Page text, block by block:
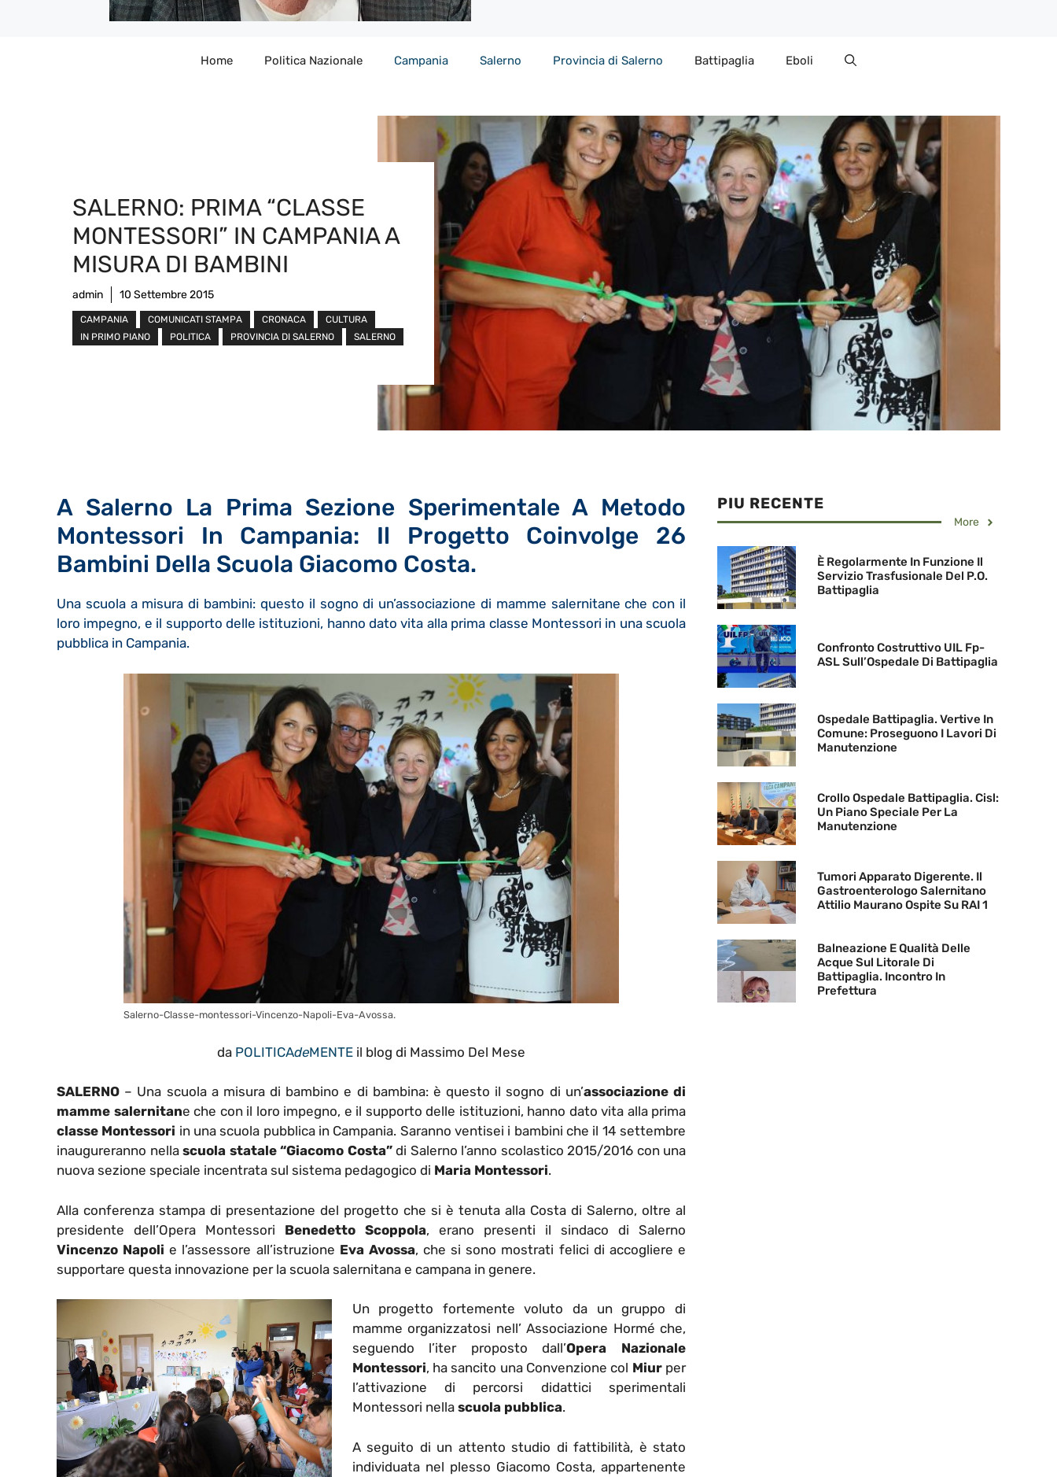
Home Politica Nazionale Campania Salerno Provincia di Salerno Battipaglia Eboli
SALERNO: PRIMA “CLASSE
MONTESSORI” IN CAMPANIA A
MISURA DI BAMBINI
admin 10 Settembre 2015
CAMPANIA COMUNICATI STAMPA CRONACA
CULTURA
IN PRIMO PIANO
POLITICA PROVINCIA DI SALERNO SALERNO
A Salerno La Prima Sezione Sperimentale A Metodo
Montessori In Campania: Il Progetto Coinvolge 26
Bambini Della Scuola Giacomo Costa.
Una scuola a misura di bambini: questo il sogno di un’associazione di mamme salernitane che con il
loro impegno, e il supporto delle istituzioni, hanno dato vita alla prima classe Montessori in una scuola
pubblica in Campania.
Salerno-Classe-montessori-Vincenzo-Napoli-Eva-Avossa.
da POLITICAdeMENTE il blog di Massimo Del Mese
SALERNO – Una scuola a misura di bambino e di bambina: è questo il sogno di un’associazione di
mamme salernitane che con il loro impegno, e il supporto delle istituzioni, hanno dato vita alla prima
classe Montessori in una scuola pubblica in Campania. Saranno ventisei i bambini che il 14 settembre
inaugureranno nella scuola statale “Giacomo Costa”di Salerno l’anno scolastico 2015/2016 con una
nuova sezione speciale incentrata sul sistema pedagogico di Maria Montessori.
Alla conferenza stampa di presentazione del progetto che si è tenuta alla Costa di Salerno, oltre al
presidente dell’Opera Montessori Benedetto Scoppola, erano presenti il sindaco di Salerno
Vincenzo Napoli e l’assessore all’istruzione Eva Avossa, che si sono mostrati felici di accogliere e
supportare questa innovazione per la scuola salernitana e campana in genere.
Un progetto fortemente voluto da un gruppo di
mamme organizzatosi nell’ Associazione Hormé che,
seguendo l’iter proposto dall’Opera Nazionale
Montessori, ha sancito una Convenzione col Miurper
l’attivazione di percorsi didattici sperimentali
Montessori nella scuola pubblica.
A seguito di un attento studio di fattibilità, è stato
individuata nel plesso Giacomo Costa, appartenente
PIU RECENTE
More
È Regolarmente In Funzione Il
Servizio Trasfusionale Del P.O.
Battipaglia
Confronto Costruttivo UIL Fp-
ASL Sull’Ospedale Di Battipaglia
Ospedale Battipaglia. Vertive In
Comune: Proseguono I Lavori Di
Manutenzione
Crollo Ospedale Battipaglia. Cisl:
Un Piano Speciale Per La
Manutenzione
Tumori Apparato Digerente. Il
Gastroenterologo Salernitano
Attilio Maurano Ospite Su RAI 1
Balneazione E Qualità Delle
Acque Sul Litorale Di
Battipaglia. Incontro In
Prefettura